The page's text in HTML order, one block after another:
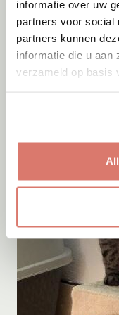
informatie over uw
partners voor social
partners kunnen
informatie die u aan
verzameld op basis